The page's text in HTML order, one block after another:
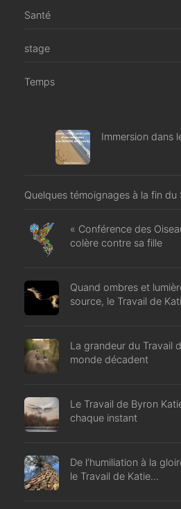
Santé
stage
Temps
Immersion dans
Quelques témoignages à la fin du
« Conférence des
colère contre sa fille
Quand ombres et
source, le Travail de
La grandeur du Travail
monde décadent
Le Travail de Byron
chaque instant
De l’humiliation à la
le Travail de Katie…